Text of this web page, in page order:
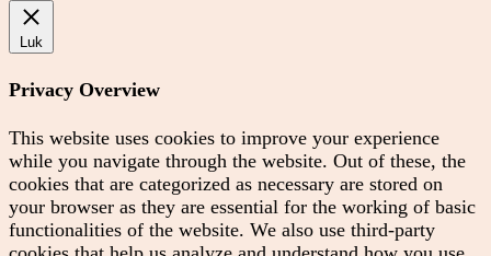
Luk
Privacy Overview
This website uses cookies to improve your experience
while you navigate through the website. Out of these, the
cookies that are categorized as necessary are stored on
your browser as they are essential for the working of basic
functionalities of the website. We also use third-party